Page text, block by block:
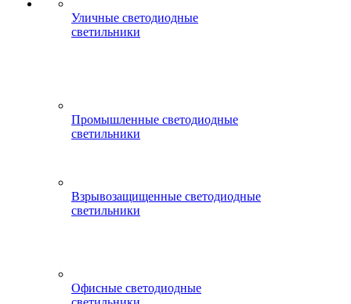
Уличные светодиодные
светильники
Промышленные светодиодные
светильники
Взрывозащищенные светодиодные
светильники
Офисные светодиодные